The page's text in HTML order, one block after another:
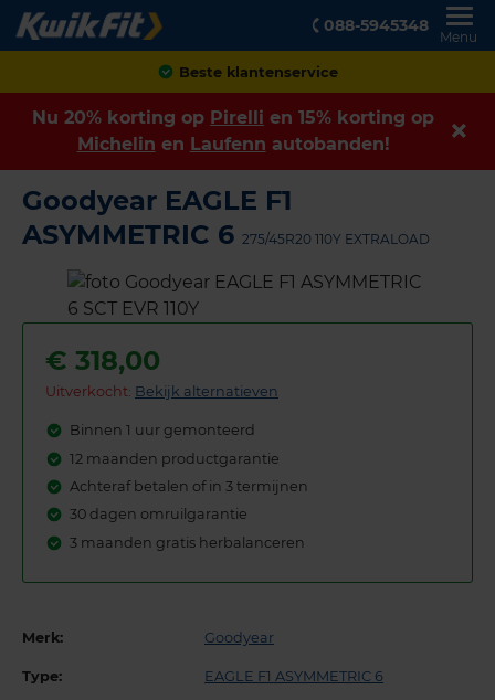
088-5945348
Menu
Achteraf betalen
Nu 20% korting op Pirelli en 15% korting op
Michelin en Laufenn autobanden!
Goodyear EAGLE F1
ASYMMETRIC 6 275/45R20 110Y EXTRALOAD
€ 318,00
Uitverkocht: Bekijk alternatieven
Binnen 1 uur gemonteerd
12 maanden productgarantie
Achteraf betalen of in 3 termijnen
30 dagen omruilgarantie
3 maanden gratis herbalanceren
Merk: Goodyear
Type: EAGLE F1 ASYMMETRIC 6